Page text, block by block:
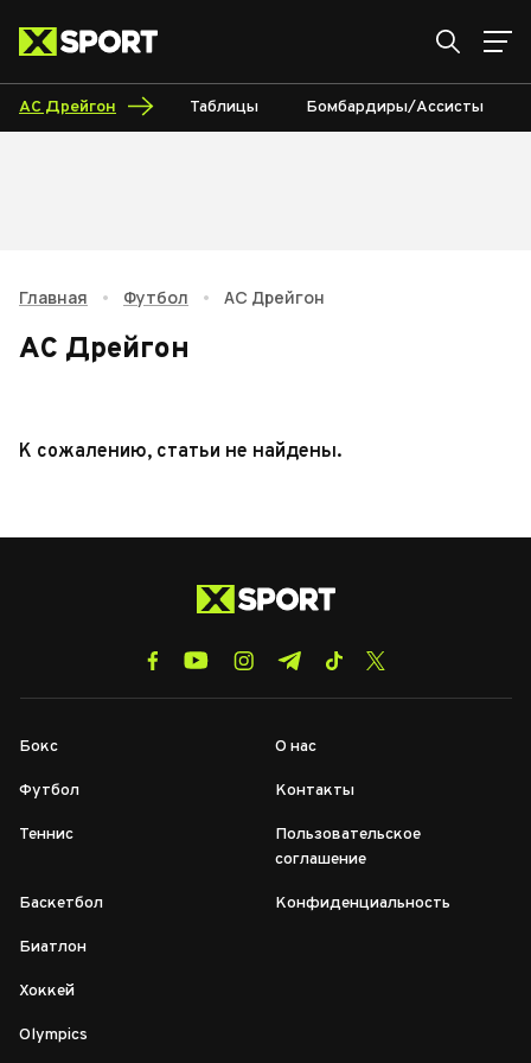
АС Дрейгон Таблицы Бомбардиры/Ассисты
Главная • Футбол • АС Дрейгон
АС Дрейгон
К сожалению, статьи не найдены.
Бокс
Футбол
Теннис
Баскетбол
Биатлон
Хоккей
Olympics
О нас
Контакты
Пользовательское
соглашение
Конфиденциальность